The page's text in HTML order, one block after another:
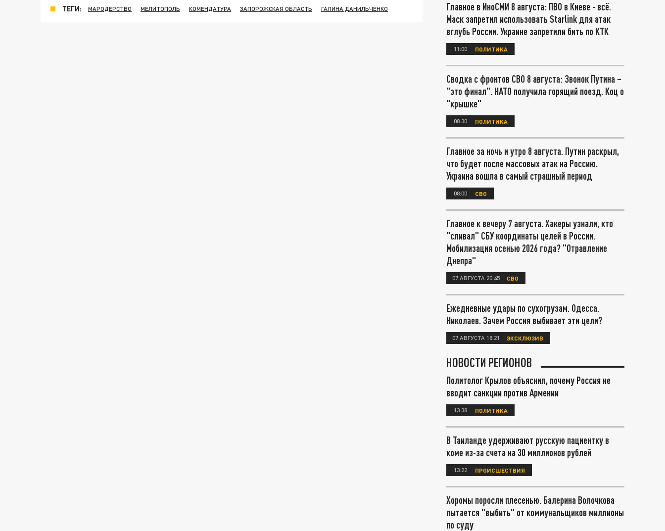
ТЕГИ: МАРОДЁРСТВО МЕЛИТОПОЛЬ КОМЕНДАТУРА ЗАПОРОЖСКАЯ ОБЛАСТЬ ГАЛИНА ДАНИЛЬЧЕНКО
Главное в ИноСМИ 8 августа: ПВО в Киеве - всё.
Маск запретил использовать Starlink для атак
вглубь России. Украине запретили бить по КТК
11:00 ПОЛИТИКА
Сводка с фронтов СВО 8 августа: Звонок Путина –
"это финал". НАТО получила горящий поезд. Коц о
"крышке"
08:30 ПОЛИТИКА
Главное за ночь и утро 8 августа. Путин раскрыл,
что будет после массовых атак на Россию.
Украина вошла в самый страшный период
08:00 СВО
Главное к вечеру 7 августа. Хакеры узнали, кто
"сливал" СБУ координаты целей в России.
Мобилизация осенью 2026 года? "Отравление
Днепра"
07 АВГУСТА 20:45 СВО
Ежедневные удары по сухогрузам. Одесса.
Николаев. Зачем Россия выбивает эти цели?
07 АВГУСТА 18:21 ЭКСКЛЮЗИВ
НОВОСТИ РЕГИОНОВ
Политолог Крылов объяснил, почему Россия не
вводит санкции против Армении
13:38 ПОЛИТИКА
В Таиланде удерживают русскую пациентку в
коме из-за счета на 30 миллионов рублей
13:22 ПРОИСШЕСТВИЯ
Хоромы поросли плесенью. Балерина Волочкова
пытается "выбить" от коммунальщиков миллионы
по суду